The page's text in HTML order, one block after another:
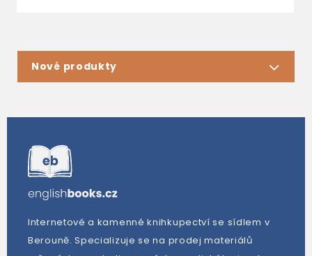
Nové produkty
Internetové a kamenné knihkupectví se sídlem v
Berouně. Specializuje se na prodej materiálů